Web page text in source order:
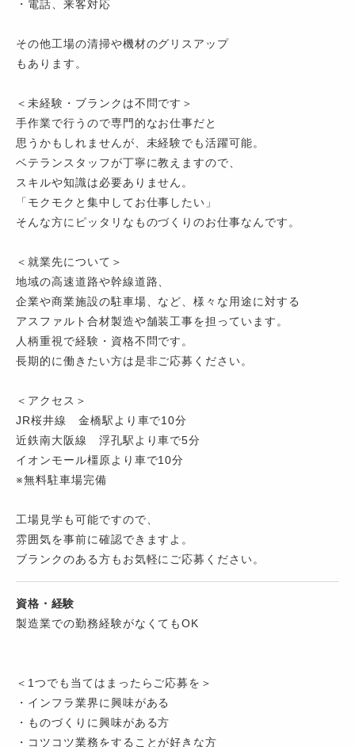
・電話、来客対応
その他工場の清掃や機材のグリスアップ
もあります。
＜未経験・ブランクは不問です＞
手作業で行うので専門的なお仕事だと
思うかもしれませんが、未経験でも活躍可能。
ベテランスタッフが丁寧に教えますので、
スキルや知識は必要ありません。
「モクモクと集中してお仕事したい」
そんな方にピッタリなものづくりのお仕事なんです。
＜就業先について＞
地域の高速道路や幹線道路、
企業や商業施設の駐車場、など、様々な用途に対する
アスファルト合材製造や舗装工事を担っています。
人柄重視で経験・資格不問です。
長期的に働きたい方は是非ご応募ください。
＜アクセス＞
JR桜井線 金橋駅より車で10分
近鉄南大阪線 浮孔駅より車で5分
イオンモール橿原より車で10分
※無料駐車場完備
工場見学も可能ですので、
雰囲気を事前に確認できますよ。
ブランクのある方もお気軽にご応募ください。
資格・経験
製造業での勤務経験がなくてもOK
＜1つでも当てはまったらご応募を＞
・インフラ業界に興味がある
・ものづくりに興味がある方
・コツコツ業務をすることが好きな方